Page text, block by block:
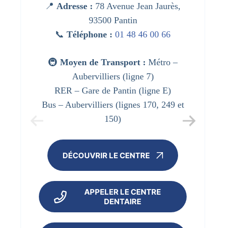
📍Adresse : 78 Avenue Jean Jaurès,
93500 Pantin
📞Téléphone : 01 48 46 00 66
🚇Moyen de Transport : Métro –
Aubervilliers (ligne 7)
RER – Gare de Pantin (ligne E)
Bus – Aubervilliers (lignes 170, 249 et
150)
DÉCOUVRIR LE CENTRE
APPELER LE CENTRE
DENTAIRE